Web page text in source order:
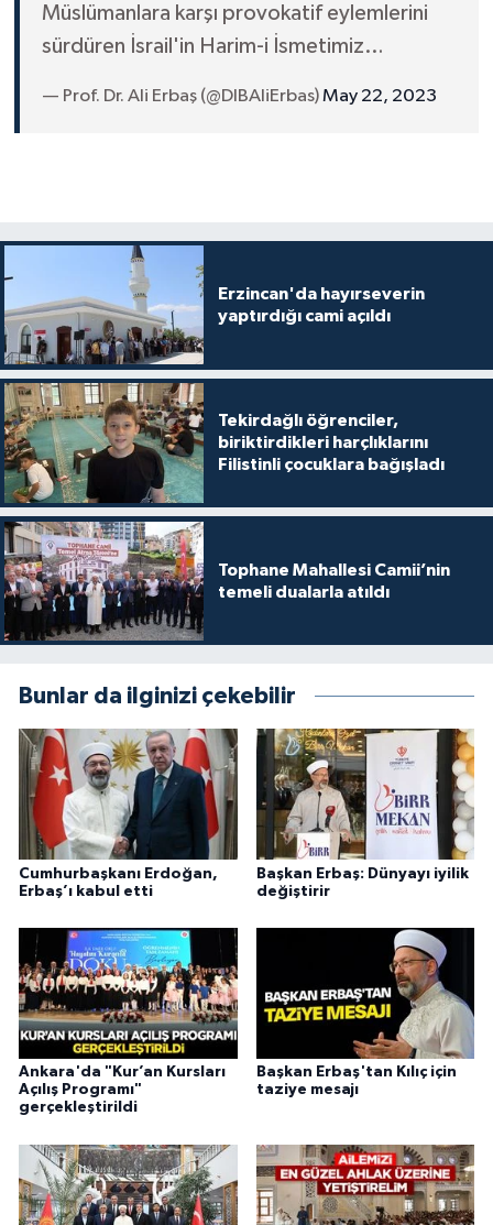
Müslümanlara karşı provokatif eylemlerini
sürdüren İsrail'in Harim-i İsmetimiz…
— Prof. Dr. Ali Erbaş (@DIBAliErbas)May 22, 2023
Erzincan'da hayırseverin
yaptırdığı cami açıldı
Tekirdağlı öğrenciler,
biriktirdikleri harçlıklarını
Filistinli çocuklara bağışladı
Tophane Mahallesi Camii’nin
temeli dualarla atıldı
Bunlar da ilginizi çekebilir
Cumhurbaşkanı Erdoğan,
Erbaş’ı kabul etti
Başkan Erbaş: Dünyayı iyilik
değiştirir
Ankara'da "Kur’an Kursları
Açılış Programı"
gerçekleştirildi
Başkan Erbaş'tan Kılıç için
taziye mesajı
Erzurum Müftülüğü
Eskişehir Müftülüğü
Gümüşhane Müftülüğü
Hakkari Müftülüğü
Hatay Müftülüğü
Iğdır Müftülüğü
Isparta Müftülüğü
İstanbul Müftülüğü
İzmir Müftülüğü
Kahramanmaraş Müftülüğü
Karabük Müftülüğü
Karaman Müftülüğü
Kars Müftülüğü
Kastamonu Müftülüğü
Kayseri Müftülüğü
Kilis Müftülüğü
Kırıkkale Müftülüğü
Kırklareli Müftülüğü
Kırşehir Müftülüğü
Kocaeli Müftülüğü